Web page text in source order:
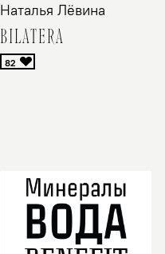
Наталья Лёвина
BILATERA